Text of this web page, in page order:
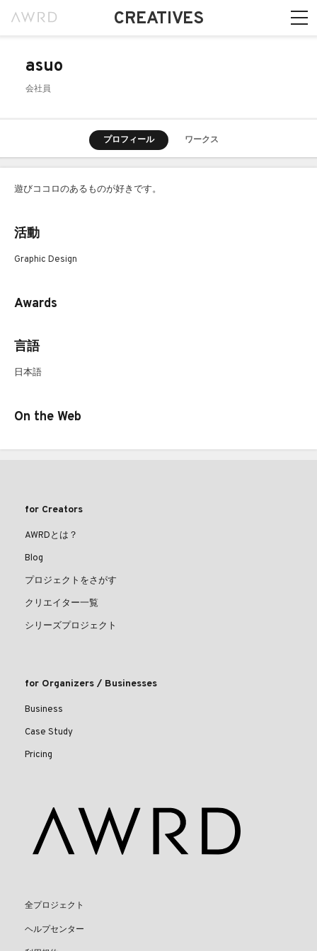
CREATIVES
asuo
会社員
プロフィール ワークス
遊びココロのあるものが好きです。
活動
Graphic Design
Awards
言語
日本語
On the Web
for Creators
AWRDとは？
Blog
プロジェクトをさがす
クリエイター一覧
シリーズプロジェクト
for Organizers / Businesses
Business
Case Study
Pricing
全プロジェクト
ヘルプセンター